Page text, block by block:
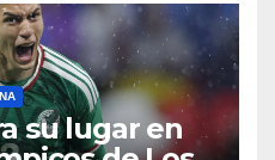
su lugar en